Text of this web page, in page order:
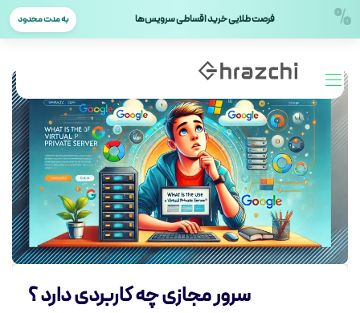
% فرصت طلایی خرید اقساطی سرویس‌ها به مدت محدود
سرور مجازی چه کاربردی دارد ؟